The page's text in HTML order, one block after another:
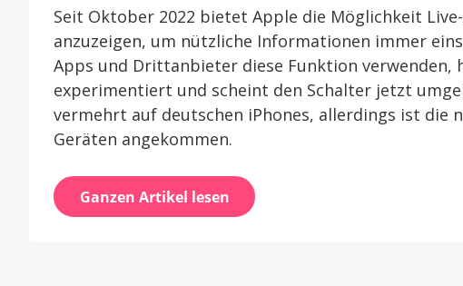
Seit Oktober 2022 bietet Apple die Möglichkeit
anzuzeigen, um nützliche Informationen immer
Apps und Drittanbieter diese Funktion verwenden,
experimentiert und scheint den Schalter jetzt
vermehrt auf deutschen iPhones, allerdings ist die
Geräten angekommen.
Ganzen Artikel lesen